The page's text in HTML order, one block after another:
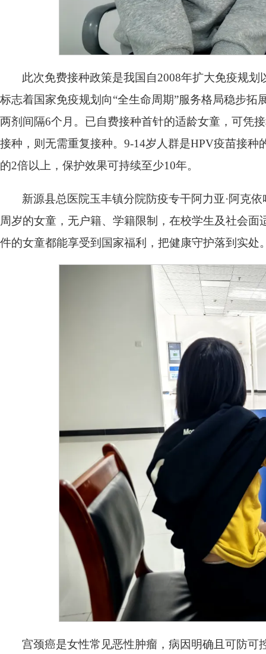
此次免费接种政策是我国自2008年扩大免疫规
标志着国家免疫规划向“全生命周期”服务格局稳步
两剂间隔6个月。已自费接种首针的适龄女童，可凭
接种，则无需重复接种。9-14岁人群是HPV疫苗接
的2倍以上，保护效果可持续至少10年。
新源县总医院玉丰镇分院防疫专干阿力亚·阿克
周岁的女童，无户籍、学籍限制，在校学生及社会
件的女童都能享受到国家福利，把健康守护落到实处
宫颈癌是女性常见恶性肿瘤，病因明确且可防